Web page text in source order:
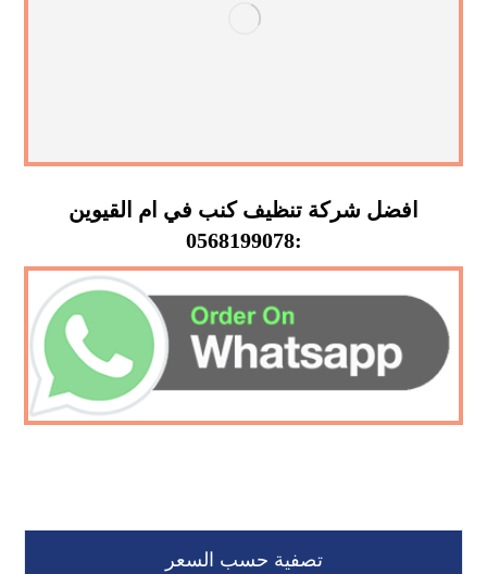
افضل شركة تنظيف كنب في ام القيوين
:0568199078
تصفية حسب السعر